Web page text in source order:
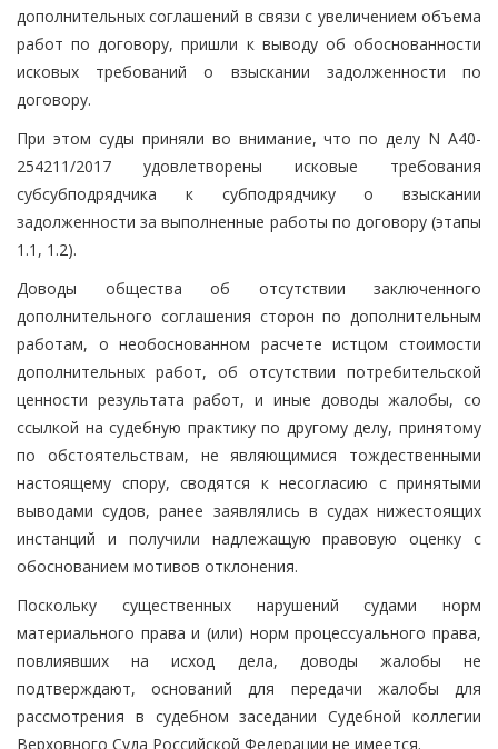
дополнительных соглашений в связи с увеличением объема
работ по договору, пришли к выводу об обоснованности
исковых требований о взыскании задолженности по
договору.
При этом суды приняли во внимание, что по делу N А40-
254211/2017 удовлетворены исковые требования
субсубподрядчика к субподрядчику о взыскании
задолженности за выполненные работы по договору (этапы
1.1, 1.2).
Доводы общества об отсутствии заключенного
дополнительного соглашения сторон по дополнительным
работам, о необоснованном расчете истцом стоимости
дополнительных работ, об отсутствии потребительской
ценности результата работ, и иные доводы жалобы, со
ссылкой на судебную практику по другому делу, принятому
по обстоятельствам, не являющимися тождественными
настоящему спору, сводятся к несогласию с принятыми
выводами судов, ранее заявлялись в судах нижестоящих
инстанций и получили надлежащую правовую оценку с
обоснованием мотивов отклонения.
Поскольку существенных нарушений судами норм
материального права и (или) норм процессуального права,
повлиявших на исход дела, доводы жалобы не
подтверждают, оснований для передачи жалобы для
рассмотрения в судебном заседании Судебной коллегии
Верховного Суда Российской Федерации не имеется.